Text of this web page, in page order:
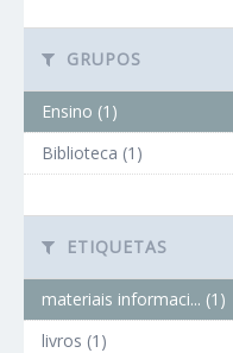
GRUPOS
Ensino (1)
Biblioteca (1)
ETIQUETAS
materiais informaci... (1)
livros (1)